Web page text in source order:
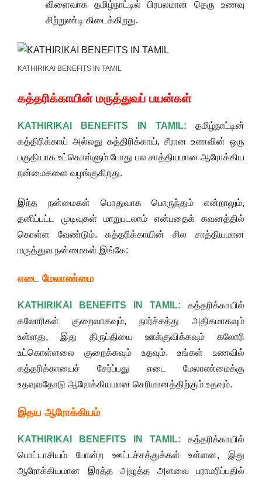
விளைவாக தமிழ்நாட்டில் பிரபலமான தெரு உணவு
சிற்றுண்டி கிடைக்கிறது.
KATHIRIKAI BENEFITS IN TAMIL
கத்தரிக்காயின் மருத்துவப் பயன்கள்
KATHIRIKAI BENEFITS IN TAMIL: தமிழ்நாட்டின்
கத்திரிக்காய் அல்லது கத்திரிக்காய், சீரான உணவின் ஒரு
பகுதியாக உட்கொள்ளும் போது பல சாத்தியமான ஆரோக்கிய
நன்மைகளை வழங்குகிறது.
இந்த நன்மைகள் பொதுவாக பொருந்தும் என்றாலும்,
தனிப்பட்ட முடிவுகள் மாறுபடலாம் என்பதைக் கவனத்தில்
கொள்ள வேண்டும். கத்தரிக்காயின் சில சாத்தியமான
மருத்துவ நன்மைகள் இங்கே:
எடை மேலாண்மை
KATHIRIKAI BENEFITS IN TAMIL: கத்தரிக்காயில்
கலோரிகள் குறைவாகவும், நார்ச்சத்து அதிகமாகவும்
உள்ளது, இது திருப்தியை ஊக்குவிக்கவும் கலோரி
உட்கொள்ளலை குறைக்கவும் உதவும். உங்கள் உணவில்
கத்தரிக்காயைச் சேர்ப்பது எடை மேலாண்மைக்கு
உதவுவதோடு ஆரோக்கியமான செரிமானத்திற்கும் உதவும்.
இதய ஆரோக்கியம்
KATHIRIKAI BENEFITS IN TAMIL: கத்தரிக்காயில்
பொட்டாசியம் போன்ற ஊட்டச்சத்துக்கள் உள்ளன, இது
ஆரோக்கியமான இரத்த அழுத்த அளவை பராமரிப்பதில்